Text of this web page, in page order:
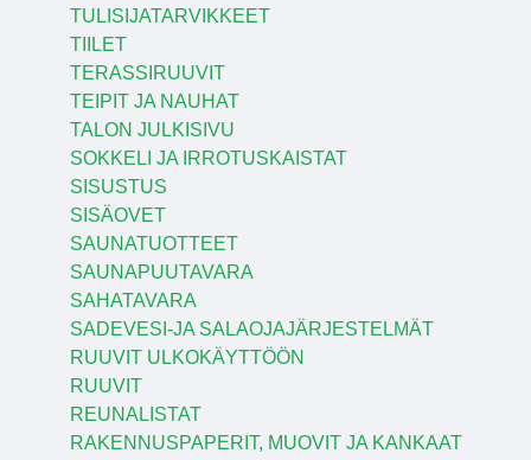
TULISIJATARVIKKEET
TIILET
TERASSIRUUVIT
TEIPIT JA NAUHAT
TALON JULKISIVU
SOKKELI JA IRROTUSKAISTAT
SISUSTUS
SISÄOVET
SAUNATUOTTEET
SAUNAPUUTAVARA
SAHATAVARA
SADEVESI-JA SALAOJAJÄRJESTELMÄT
RUUVIT ULKOKÄYTTÖÖN
RUUVIT
REUNALISTAT
RAKENNUSPAPERIT, MUOVIT JA KANKAAT